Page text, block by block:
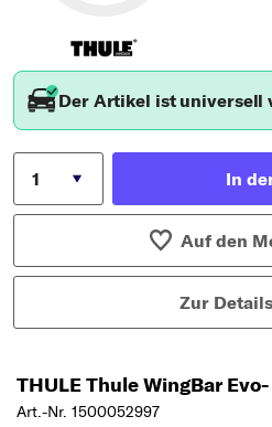
Der Artikel ist universell
In
Auf den
Zur
THULE Thule WingBar
Art.-Nr. 1500052997